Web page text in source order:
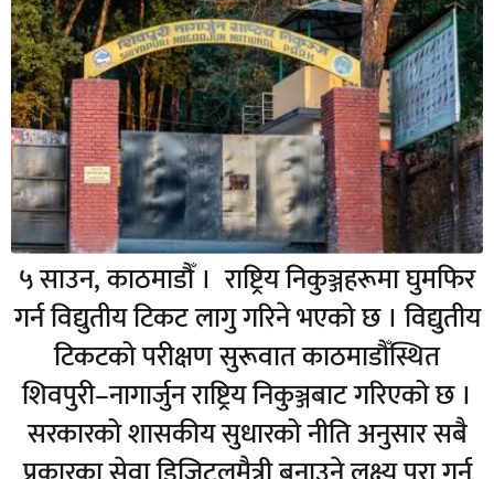
५ साउन, काठमाडौँ । राष्ट्रिय निकुञ्जहरूमा घुमफिर
गर्न विद्युतीय टिकट लागु गरिने भएको छ । विद्युतीय
टिकटको परीक्षण सुरूवात काठमाडौँस्थित
शिवपुरी–नागार्जुन राष्ट्रिय निकुञ्जबाट गरिएको छ ।
सरकारको शासकीय सुधारको नीति अनुसार सबै